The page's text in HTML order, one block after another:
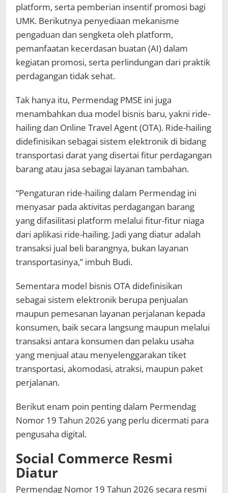
platform, serta pemberian insentif promosi bagi
UMK. Berikutnya penyediaan mekanisme
pengaduan dan sengketa oleh platform,
pemanfaatan kecerdasan buatan (AI) dalam
kegiatan promosi, serta perlindungan dari praktik
perdagangan tidak sehat.
Tak hanya itu, Permendag PMSE ini juga
menambahkan dua model bisnis baru, yakni ride-
hailing dan Online Travel Agent (OTA). Ride-hailing
didefinisikan sebagai sistem elektronik di bidang
transportasi darat yang disertai fitur perdagangan
barang atau jasa sebagai layanan tambahan.
“Pengaturan ride-hailing dalam Permendag ini
menyasar pada aktivitas perdagangan barang
yang difasilitasi platform melalui fitur-fitur niaga
dari aplikasi ride-hailing. Jadi yang diatur adalah
transaksi jual beli barangnya, bukan layanan
transportasinya,” imbuh Budi.
Sementara model bisnis OTA didefinisikan
sebagai sistem elektronik berupa penjualan
maupun pemesanan layanan perjalanan kepada
konsumen, baik secara langsung maupun melalui
transaksi antara konsumen dan pelaku usaha
yang menjual atau menyelenggarakan tiket
transportasi, akomodasi, atraksi, maupun paket
perjalanan.
Berikut enam poin penting dalam Permendag
Nomor 19 Tahun 2026 yang perlu dicermati para
pengusaha digital.
Social Commerce Resmi
Diatur
Permendag Nomor 19 Tahun 2026 secara resmi